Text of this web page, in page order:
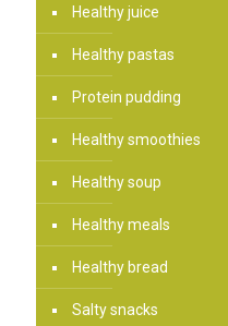
Healthy juice
Healthy pastas
Protein pudding
Healthy smoothies
Healthy soup
Healthy meals
Healthy bread
Salty snacks